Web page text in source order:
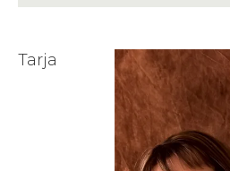
Tarja